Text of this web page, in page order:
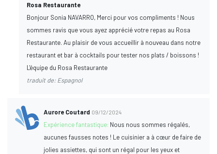
Rosa Restaurante
Bonjour Sonia NAVARRO, Merci pour vos compliments ! Nous
sommes ravis que vous ayez apprécié votre repas au Rosa
Restaurante. Au plaisir de vous accueillir à nouveau dans notre
restaurant et bar à cocktails pour tester nos plats / boissons !
L'équipe du Rosa Restaurante
traduit de: Espagnol
Aurore Coutard 09/12/2024
Expérience fantastique: Nous nous sommes régalés,
aucunes fausses notes ! Le cuisinier a à cœur de faire de
jolies assiettes, qui sont un régal pour les yeux et